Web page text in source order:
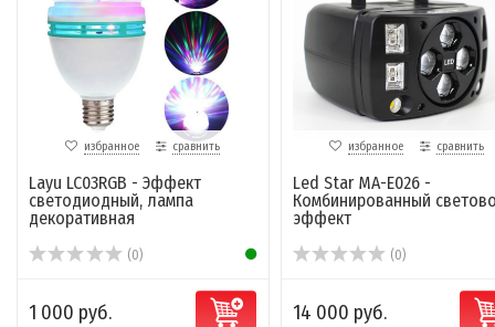
избранное сравнить
Layu LC03RGB - Эффект
светодиодный, лампа
декоративная
(0)
1 000 руб.
избранное сравнить
Led Star MA-E026 -
Комбинированный
эффект
(0)
14 000 руб.